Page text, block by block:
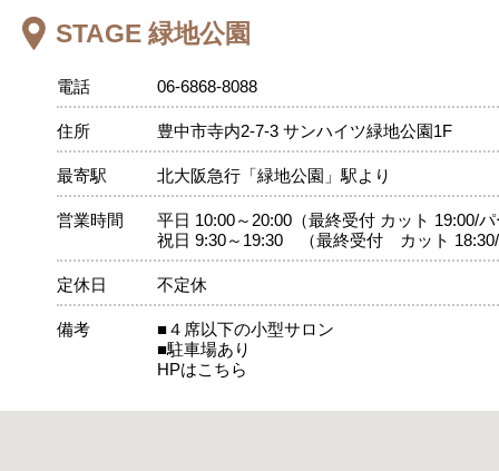
STAGE 緑地公園
電話 06-6868-8088
住所 豊中市寺内2-7-3 サンハイツ緑地公園1F
最寄駅 北大阪急行「緑地公園」駅より
営業時間
平日 10:00～20:00（最終受付 カット 19:00/
祝日 9:30～19:30 （最終受付 カット 18:30/
定休日 不定休
備考
■４席以下の小型サロン
■駐車場あり
HPはこちら